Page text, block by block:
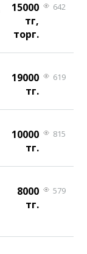
15000
тг,
торг.
642
19000
тг.
619
10000
тг.
815
8000
тг.
579